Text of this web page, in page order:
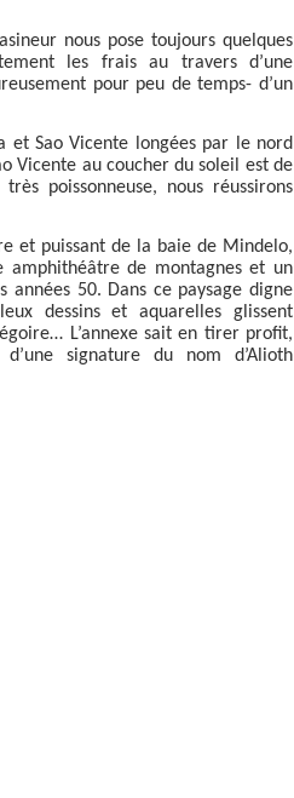
nous pose toujours quelques
les frais au travers d’une
pour peu de temps- d’un
et Sao Vicente longées par le nord
Vicente au coucher du soleil est de
poissonneuse, nous réussirons
et puissant de la baie de Mindelo,
amphithéâtre de montagnes et un
50. Dans ce paysage digne
dessins et aquarelles glissent
L’annexe sait en tirer profit,
signature du nom d’Alioth